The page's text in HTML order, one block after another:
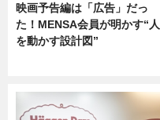
映画予告編は「広告」だっ
た！MENSA会員が明かす“人
を動かす設計図”